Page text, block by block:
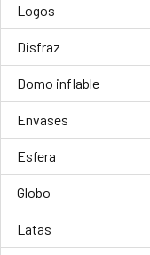
Logos
Disfraz
Domo inflable
Envases
Esfera
Globo
Latas